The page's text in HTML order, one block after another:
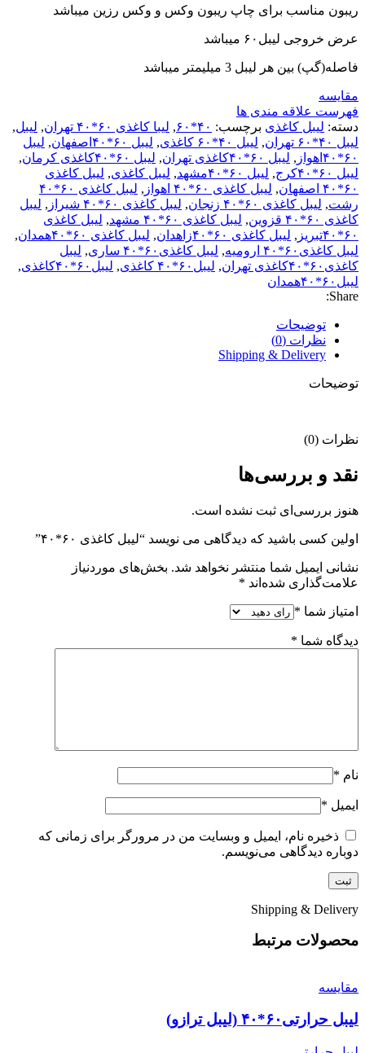
ریبون مناسب برای چاپ ریبون وکس و وکس رزین میباشد
عرض خروجی لیبل۶۰ میباشد
فاصله(گپ) بین هر لیبل 3 میلیمتر میباشد
مقایسه
فهرست علاقه مندی ها
دسته: لیبل کاغذی برچسب: ۴۰*۶۰ , لیبا کاغذی ۶۰*۴۰ تهران , لیبل,
لیبل ۴۰*۶۰ تهران
, لیبل ۴۰*۶۰ کاغذی , لیبل ۶۰*۴۰اصفهان , لیبل
۶۰*۴۰اهواز
, لیبل ۶۰*۴۰کاغذی تهران , لیبل ۶۰*۴۰کاغذی کرمان
,
لیبل ۶۰*۴۰کرج
, لیبل ۶۰*۴۰مشهد , لیبل کاغذی, لیبل کاغذی
۶۰*۴۰ اصفهان
, لیبل کاغذی ۶۰*۴۰ اهواز ,
لیبل کاغذی ۶۰*۴۰
رشت, لیبل کاغذی ۶۰*۴۰ زنجان , لیبل کاغذی ۶۰*۴۰ شیراز , لیبل
کاغذی ۶۰*۴۰ قزوین
, لیبل کاغذی ۶۰*۴۰ مشهد , لیبل کاغذی
۶۰*۴۰تبریز
, لیبل کاغذی ۶۰*۴۰زاهدان , لیبل کاغذی ۶۰*۴۰همدان
,
لیبل کاغذی۶۰*۴۰ ارومیه
, لیبل کاغذی۶۰*۴۰ ساری , لیبل
کاغذی۶۰*۴۰کاغذی تهران
, لیبل۶۰*۴۰ کاغذی , لیبل۶۰*۴۰کاغذی
,
لیبل۶۰*۴۰همدان
Share:
توضیحات
نظرات (0)
Shipping & Delivery
توضیحات
نظرات (0)
نقد و بررسی‌ها
هنوز بررسی‌ای ثبت نشده است.
اولین کسی باشید که دیدگاهی می نویسد “لیبل کاغذی ۶۰*۴۰”
نشانی ایمیل شما منتشر نخواهد شد. بخش‌های موردنیاز
علامت‌گذاری شده‌اند *
امتیاز شما *
دیدگاه شما *
نام *
ایمیل *
ذخیره نام، ایمیل و وبسایت من در مرورگر برای زمانی که
دوباره دیدگاهی می‌نویسم.
Shipping & Delivery
محصولات مرتبط
مقایسه
لیبل حرارتی۶۰*۴۰ (لیبل ترازو)